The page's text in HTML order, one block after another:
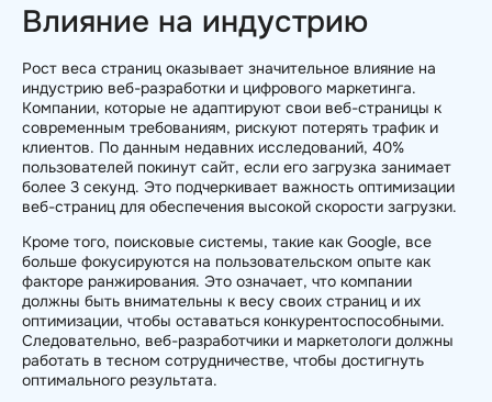
Влияние на индустрию
Рост веса страниц оказывает значительное влияние на
индустрию веб-разработки и цифрового маркетинга.
Компании, которые не адаптируют свои веб-страницы к
современным требованиям, рискуют потерять трафик и
клиентов. По данным недавних исследований, 40%
пользователей покинут сайт, если его загрузка занимает
более 3 секунд. Это подчеркивает важность оптимизации
веб-страниц для обеспечения высокой скорости загрузки.
Кроме того, поисковые системы, такие как Google, все
больше фокусируются на пользовательском опыте как
факторе ранжирования. Это означает, что компании
должны быть внимательны к весу своих страниц и их
оптимизации, чтобы оставаться конкурентоспособными.
Следовательно, веб-разработчики и маркетологи должны
работать в тесном сотрудничестве, чтобы достигнуть
оптимального результата.